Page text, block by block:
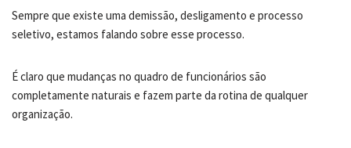
Sempre que existe uma demissão, desligamento e processo
seletivo, estamos falando sobre esse processo.
É claro que mudanças no quadro de funcionários são
completamente naturais e fazem parte da rotina de qualquer
organização.